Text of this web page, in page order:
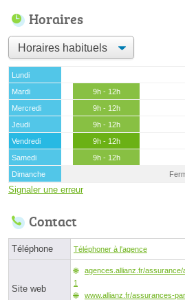
Horaires
Lundi
Mardi
9h - 12h
Mercredi
9h - 12h
Jeudi
9h - 12h
Vendredi
9h - 12h
Samedi
9h - 12h
Dimanche
Signaler une erreur
Contact
Téléphone Téléphoner à l'agence
Site web
agences.allianz.fr/
1
www.allianz.fr/assurances-